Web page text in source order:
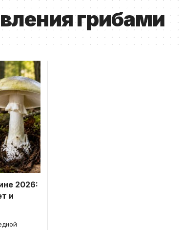
грибами
2026:
и